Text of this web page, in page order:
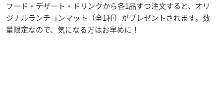
フード・デザート・ドリンクから各1品ずつ注文すると、オリ
ジナルランチョンマット（全1種）がプレゼントされます。数
量限定なので、気になる方はお早めに！